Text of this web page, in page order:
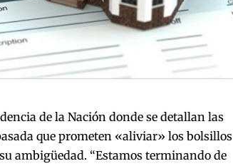
de la Nación donde se detallan las
que prometen «aliviar» los bolsillos
ambigüedad. “Estamos terminando de